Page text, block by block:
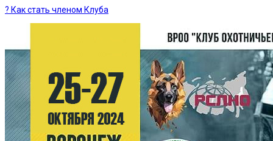
? Как стать членом Клуба